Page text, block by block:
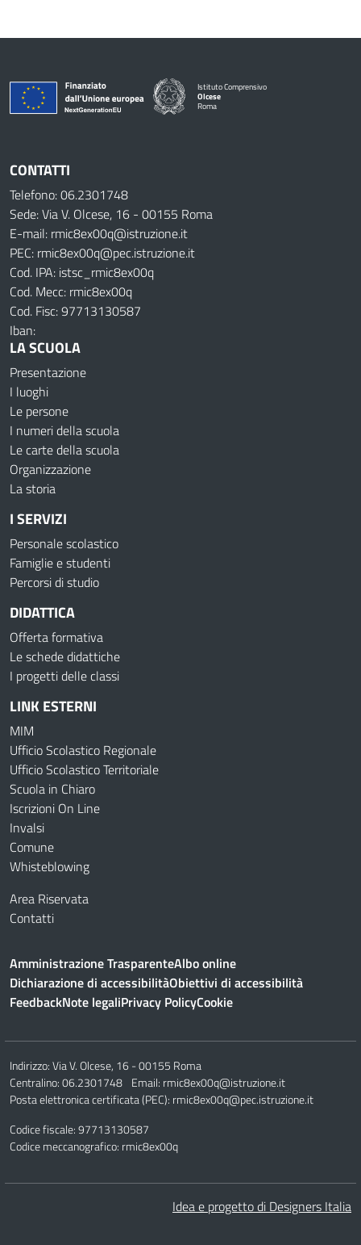
Istituto Comprensivo
Olcese
Roma
CONTATTI
Telefono: 06.2301748
Sede: Via V. Olcese, 16 - 00155 Roma
E-mail: rmic8ex00q@istruzione.it
PEC: rmic8ex00q@pec.istruzione.it
Cod. IPA: istsc_rmic8ex00q
Cod. Mecc: rmic8ex00q
Cod. Fisc: 97713130587
Iban:
LA SCUOLA
Presentazione
I luoghi
Le persone
I numeri della scuola
Le carte della scuola
Organizzazione
La storia
I SERVIZI
Personale scolastico
Famiglie e studenti
Percorsi di studio
DIDATTICA
Offerta formativa
Le schede didattiche
I progetti delle classi
LINK ESTERNI
MIM
Ufficio Scolastico Regionale
Ufficio Scolastico Territoriale
Scuola in Chiaro
Iscrizioni On Line
Invalsi
Comune
Whisteblowing
Area Riservata
Contatti
Amministrazione TrasparenteAlbo online
Dichiarazione di accessibilitàObiettivi di accessibilità
FeedbackNote legaliPrivacy PolicyCookie
Indirizzo:Via V. Olcese, 16 - 00155 Roma
Centralino:06.2301748 Email: rmic8ex00q@istruzione.it
Posta elettronica certificata (PEC): rmic8ex00q@pec.istruzione.it
Codice fiscale: 97713130587
Codice meccanografico: rmic8ex00q
Idea e progetto di Designers Italia